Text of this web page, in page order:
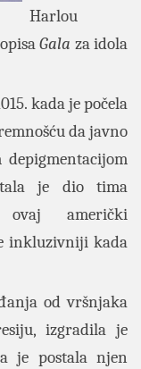
Harlou
Gala za idola
kada je počela
da javno
je dio tima
američki
inkluzivniji kada
od vršnjaka
izgradila je
je postala njen